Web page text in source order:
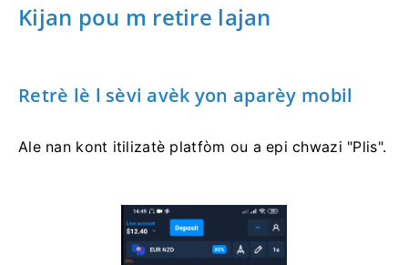
Kijan pou m retire lajan
Retrè lè l sèvi avèk yon aparèy mobil
Ale nan kont itilizatè platfòm ou a epi chwazi "Plis".